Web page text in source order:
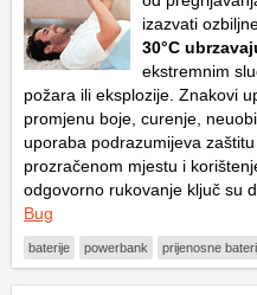
izazvati
30°C
ekstremnim
požara ili eksplozije. Znakovi
promjenu boje, curenje,
uporaba podrazumijeva
prozračenom mjestu i
odgovorno rukovanje ključ su
Bug
baterije powerbank prijenosne